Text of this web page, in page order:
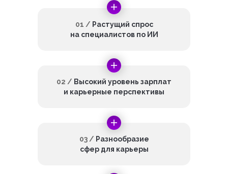
03 / Разнообразие
сфер для карьеры
02 / Высокий уровень зарплат
и карьерные перспективы
01 / Растущий спрос
на специалистов по ИИ